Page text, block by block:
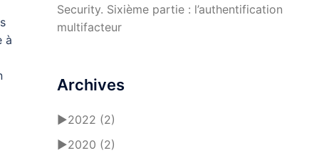
à
Security. Sixième partie : l’authentification
multifacteur
Archives
►2022 (2)
►2020 (2)